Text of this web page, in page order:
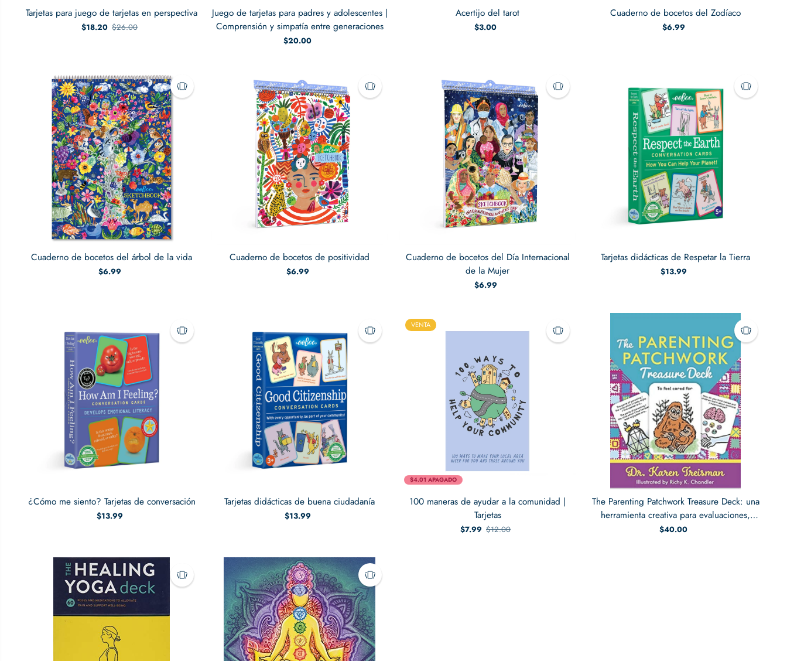
Tarjetas para juego de tarjetas en perspectiva
$18.20 $26.00
Juego de tarjetas para padres y adolescentes |
Comprensión y simpatía entre generaciones
$20.00
Acertijo del tarot
$3.00
Cuaderno de bocetos del Zodíaco
$6.99
Cuaderno de bocetos del árbol de la vida
$6.99
Cuaderno de bocetos de positividad
$6.99
Cuaderno de bocetos del Día Internacional
de la Mujer
$6.99
Tarjetas didácticas de Respetar la Tierra
$13.99
¿Cómo me siento? Tarjetas de conversación
$13.99
Tarjetas didácticas de buena ciudadanía
$13.99
$4.01 APAGADO
VENTA
100 maneras de ayudar a la comunidad |
Tarjetas
$7.99 $12.00
The Parenting Patchwork Treasure Deck: una
herramienta creativa para evaluaciones,
intervenciones y fortalecimiento de las
$40.00